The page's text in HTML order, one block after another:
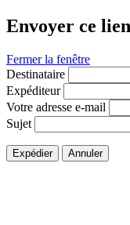
Envoyer ce
Fermer la fenêtre
Destinataire
Expéditeur
Votre adresse e-mail
Sujet
Expédier Annuler